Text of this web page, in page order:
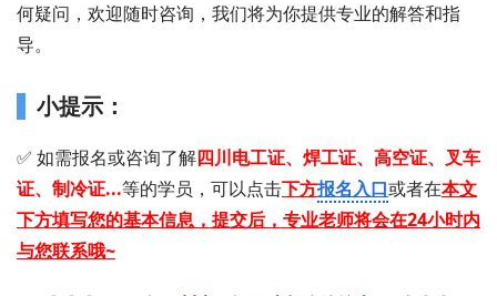
何疑问，欢迎随时咨询，我们将为你提供专业的解答和指
导。
小提示：
✅ 如需报名或咨询 了解四川电工证 、 焊工证 、 高空证、 叉车
证、 制冷证...等的学员，可以点击下方报名入口或者在本文
下方填写您的基本信息，提交后，专业老师将会在24小时内
与您联系哦~